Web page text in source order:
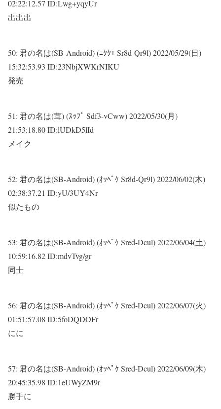
02:22:12.57 ID:Lwg+yqyUr
出出出
50: 君の名は(SB-Android) (ﾆｸｸｴ Sr8d-Qr9l)2022/05/29(日)
15:32:53.93 ID:23NbjXWKrNIKU
発売
51: 君の名は(茸) (ｽｯﾌﾟ Sdf3-vCww)2022/05/30(月)
21:53:18.80 ID:lUDkD5lId
メイク
52: 君の名は(SB-Android) (ｵｯﾍﾟｹ Sr8d-Qr9l)2022/06/02(木)
02:38:37.21 ID:yU/3UY4Nr
似たもの
53: 君の名は(SB-Android) (ｵｯﾍﾟｹ Sred-Dcul)2022/06/04(土)
10:59:16.82 ID:mdvTvg/gr
同士
56: 君の名は(SB-Android) (ｵｯﾍﾟｹ Sred-Dcul)2022/06/07(火)
01:51:57.08 ID:5foDQDOFr
にに
57: 君の名は(SB-Android) (ｵｯﾍﾟｹ Sred-Dcul)2022/06/09(木)
20:45:35.98 ID:1eUWyZM9r
勝手に